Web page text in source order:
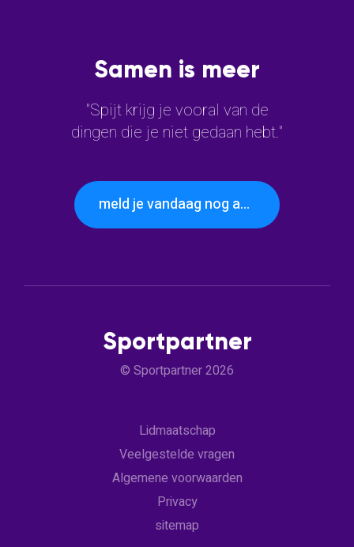
Samen is meer
"Spijt krijg je vooral van de
dingen die je niet gedaan hebt."
meld je vandaag nog aan
Sportpartner
© Sportpartner 2026
Lidmaatschap
Veelgestelde vragen
Algemene voorwaarden
Privacy
sitemap